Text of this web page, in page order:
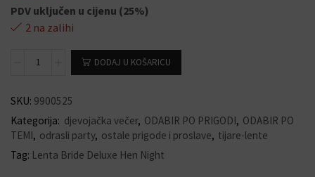
PDV uključen u cijenu (25%)
2 na zalihi
DODAJ U KOŠARICU
SKU: 9900525
Kategorija: djevojačka večer, ODABIR PO PRIGODI, ODABIR PO
TEMI, odrasli party, ostale prigode i proslave, tijare-lente
Tag: Lenta Bride Deluxe Hen Night